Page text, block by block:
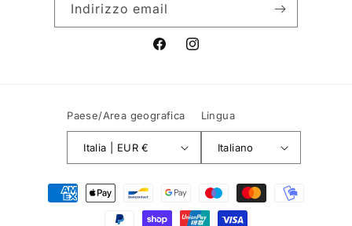
Indirizzo email
FacebookInstagram
Paese/Area geografica
Italia | EUR €
Lingua
Italiano
Metodi